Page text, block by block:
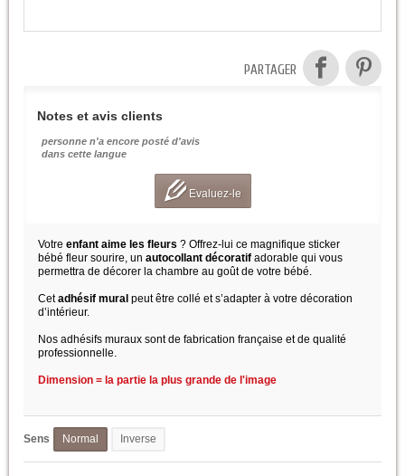
PARTAGER
Notes et avis clients
personne n'a encore posté d'avis
dans cette langue
Evaluez-le
Votre enfant aime les fleurs ? Offrez-lui ce magnifique sticker
bébé fleur sourire, un autocollant décoratif adorable qui vous
permettra de décorer la chambre au goût de votre bébé.
Cetadhésif mural peut être collé et s’adapter à votre décoration
d’intérieur.
Nos adhésifs muraux sont de fabrication française et de qualité
professionnelle.
Dimension = la partie la plus grande de l'image
Sens Normal Inverse